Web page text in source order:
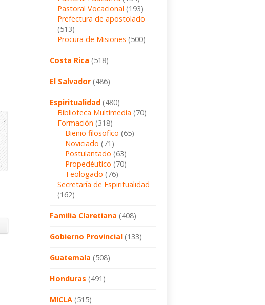
Pastoral Vocacional (193)
Prefectura de apostolado
(513)
Procura de Misiones (500)
Costa Rica (518)
El Salvador(486)
Espiritualidad (480)
Biblioteca Multimedia (70)
Formación (318)
Bienio filosofico (65)
Noviciado (71)
Postulantado (63)
Propedéutico (70)
Teologado (76)
Secretaría de Espiritualidad
(162)
Familia Claretiana (408)
Gobierno Provincial (133)
Guatemala (508)
Honduras (491)
MICLA (515)